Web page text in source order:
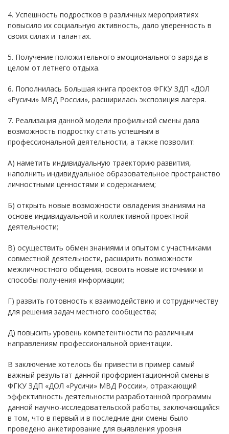
4. Успешность подростков в различных мероприятиях
повысило их социальную активность, дало уверенность в
своих силах и талантах.
5. Получение положительного эмоционального заряда в
целом от летнего отдыха.
6. Пополнилась Большая книга проектов ФГКУ ЗДП «ДОЛ
«Русичи» МВД России», расширилась экспозиция лагеря.
7. Реализация данной модели профильной смены дала
возможность подростку стать успешным в
профессиональной деятельности, а также позволит:
А) наметить индивидуальную траекторию развития,
наполнить индивидуальное образовательное пространство
личностными ценностями и содержанием;
Б) открыть новые возможности овладения знаниями на
основе индивидуальной и коллективной проектной
деятельности;
В) осуществить обмен знаниями и опытом с участниками
совместной деятельности, расширить возможности
межличностного общения, освоить новые источники и
способы получения информации;
Г) развить готовность к взаимодействию и сотрудничеству
для решения задач местного сообщества;
Д) повысить уровень компетентности по различным
направлениям профессиональной ориентации.
В заключение хотелось бы привести в пример самый
важный результат данной профориентационной смены в
ФГКУ ЗДП «ДОЛ «Русичи» МВД России», отражающий
эффективность деятельности разработанной программы
данной научно-исследовательской работы, заключающийся
в том, что в первый и в последние дни смены было
проведено анкетирование для выявления уровня